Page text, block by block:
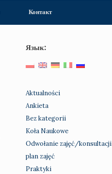
Контакт
Язык:
Aktualności
Ankieta
Bez kategorii
Koła Naukowe
Odwołanie zajęć/konsultacji
plan zajęć
Praktyki